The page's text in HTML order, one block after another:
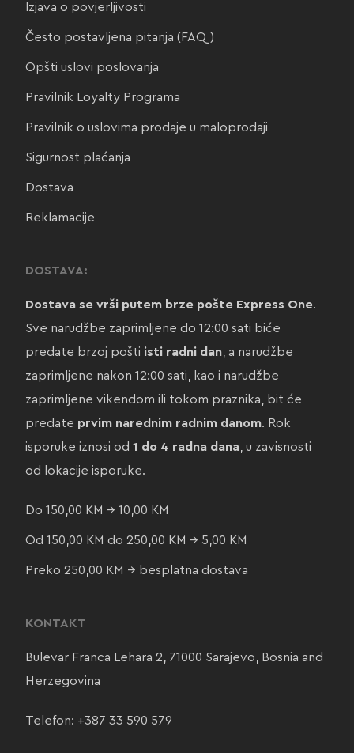
Izjava o povjerljivosti
Često postavljena pitanja (FAQ)
Opšti uslovi poslovanja
Pravilnik Loyalty Programa
Pravilnik o uslovima prodaje u maloprodaji
Sigurnost plaćanja
Dostava
Reklamacije
DOSTAVA:
Dostava se vrši putem brze pošte Express One.
Sve narudžbe zaprimljene do 12:00 sati biće
predate brzoj pošti isti radni dan, a narudžbe
zaprimljene nakon 12:00 sati, kao i narudžbe
zaprimljene vikendom ili tokom praznika, bit će
predate prvim narednim radnim danom. Rok
isporuke iznosi od 1 do 4 radna dana, u zavisnosti
od lokacije isporuke.
Do 150,00 KM → 10,00 KM
Od 150,00 KM do 250,00 KM → 5,00 KM
Preko 250,00 KM → besplatna dostava
KONTAKT
Bulevar Franca Lehara 2, 71000 Sarajevo, Bosnia and
Herzegovina
Telefon: +387 33 590 579